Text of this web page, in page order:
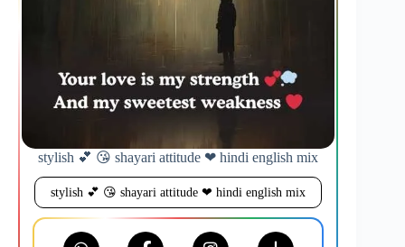
stylish 💕 😘 shayari attitude ❤ hindi english mix
stylish 💕 😘 shayari attitude ❤ hindi english mix